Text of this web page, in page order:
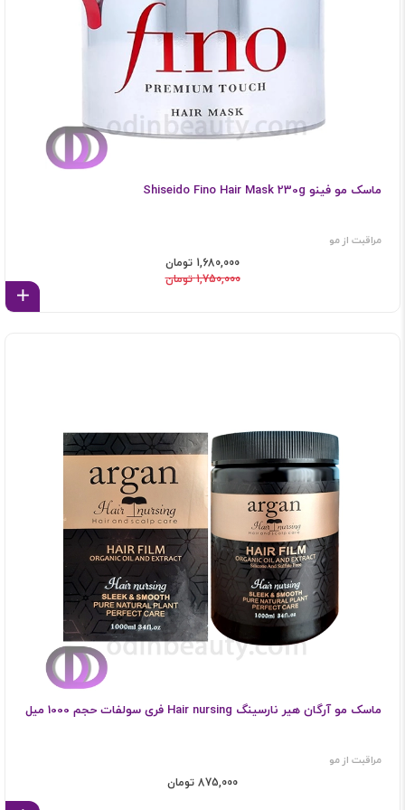
ماسک مو فینو Shiseido Fino Hair Mask 230g
مراقبت از مو
1,680,000 تومان
1,750,000 تومان
ماسک مو آرگان هیر نارسینگ Hair nursing فری سولفات حجم 1000 میل
مراقبت از مو
875,000 تومان